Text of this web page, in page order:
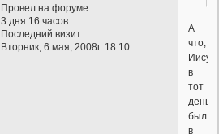
Провел на форуме:
3 дня 16 часов
Последний визит:
Вторник, 6 мая, 2008г. 18:10
А
что,
Иисус
в
тот
день
был
в